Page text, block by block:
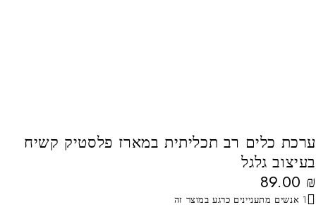
ערכת כלים רב תכליתית במארז פלסטיק קשיח
בעיצוב גלגל
89.00 ₪
1 אנשים מתעניינים כרגע במוצר זה